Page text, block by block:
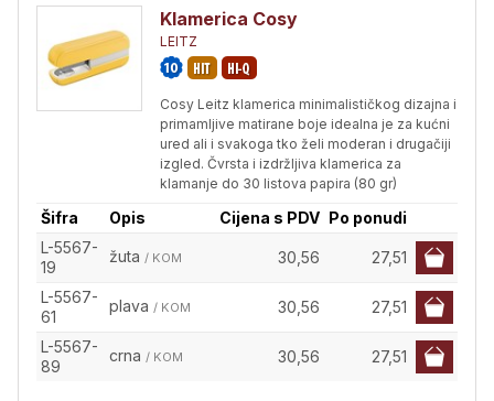
Klamerica Cosy
LEITZ
Cosy Leitz klamerica minimalističkog dizajna i
primamljive matirane boje idealna je za kućni
ured ali i svakoga tko želi moderan i drugačiji
izgled. Čvrsta i izdržljiva klamerica za
klamanje do 30 listova papira (80 gr)
Šifra Opis Cijena s PDV Po ponudi
L-5567-
19
žuta / KOM 30,56 27,51
L-5567-
61
plava / KOM 30,56 27,51
L-5567-
89
crna / KOM 30,56 27,51